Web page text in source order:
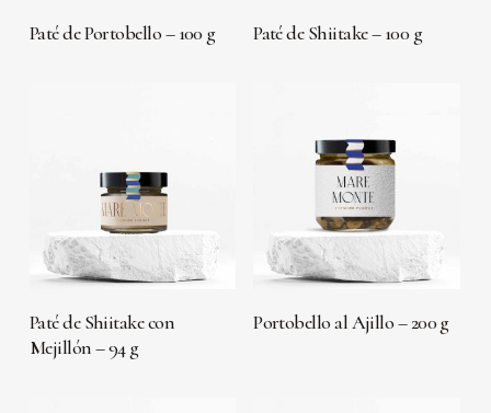
LEER MÁS
Paté de Portobello – 100 g LEER MÁS
Paté de Shiitake – 100 g
LEER MÁS
Paté de Shiitake con
Mejillón – 94 g
LEER MÁS
Portobello al Ajillo – 200 g